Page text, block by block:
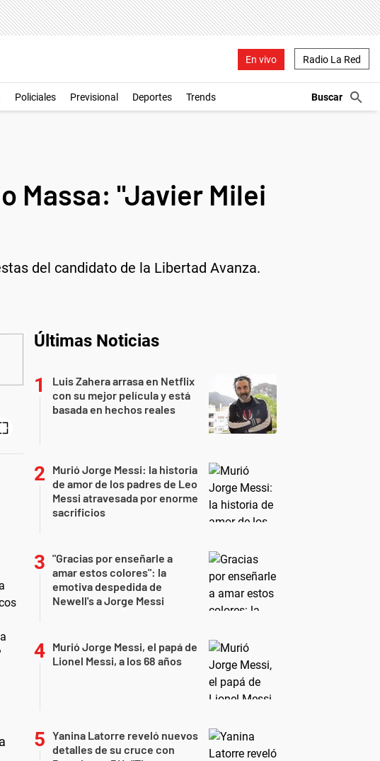
En vivo Radio La Red
Policiales Previsional Deportes Trends
Massa: "Javier Milei
del candidato de la Libertad Avanza.
Últimas Noticias
Luis Zahera arrasa en Netflix
con su mejor película y está
basada en hechos reales
Murió Jorge Messi: la historia
de amor de los padres de Leo
Messi atravesada por enorme
sacrificios
"Gracias por enseñarle a
amar estos colores": la
emotiva despedida de
Newell's a Jorge Messi
Murió Jorge Messi, el papá de
Lionel Messi, a los 68 años
Yanina Latorre reveló nuevos
detalles de su cruce con